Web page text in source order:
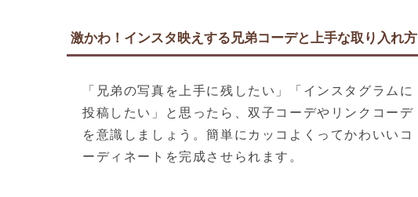
激かわ！インスタ映えする兄弟コーデと上手な取り入れ方
「兄弟の写真を上手に残したい」「インスタグラムに
投稿したい」と思ったら、双子コーデやリンクコーデ
を意識しましょう。簡単にカッコよくってかわいいコ
ーディネートを完成させられます。